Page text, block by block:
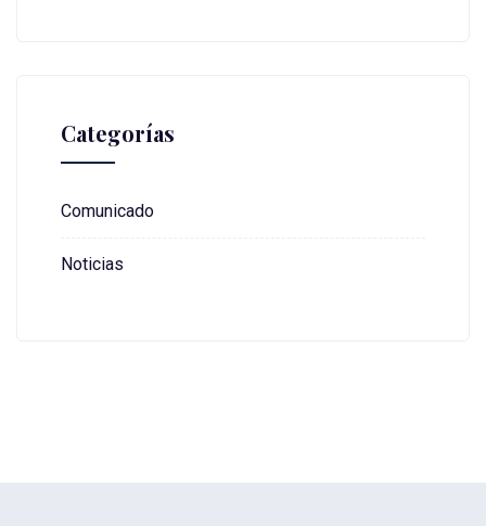
Categorías
Comunicado
Noticias